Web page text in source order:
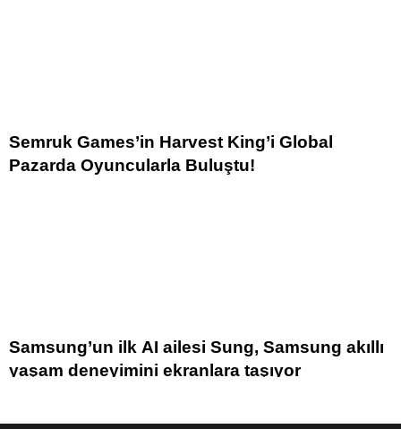
Semruk Games’in Harvest King’i Global
Pazarda Oyuncularla Buluştu!
Samsung’un ilk AI ailesi Sung, Samsung akıllı
yaşam deneyimini ekranlara taşıyor